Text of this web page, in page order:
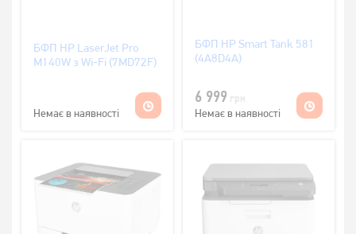
БФП HP LaserJet Pro
M140W з Wi-Fi (7MD72F)
Немає в наявності
БФП HP Smart Tank 581
(4A8D4A)
6 999
Немає в наявності